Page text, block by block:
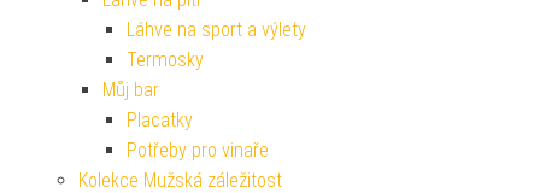
Láhve na sport a výlety
Termosky
Můj bar
Placatky
Potřeby pro vinaře
Kolekce Mužská záležitost